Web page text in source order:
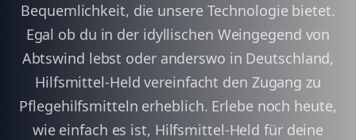
Bequemlichkeit, die unsere Technologie bietet.
Egal ob du in der idyllischen Weingegend von
Abtswind lebst oder anderswo in Deutschland,
Hilfsmittel-Held vereinfacht den Zugang zu
Pflegehilfsmitteln erheblich. Erlebe noch heute,
wie einfach es ist, Hilfsmittel-Held für deine